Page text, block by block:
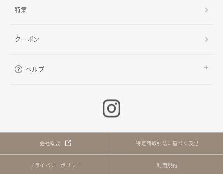
特集
クーポン
ヘルプ
会社概要 特定商取引法に基づく表記
プライバシーポリシー 利用規約